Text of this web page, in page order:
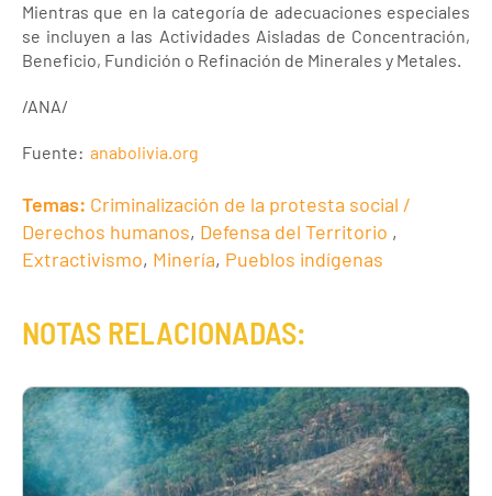
Mientras que en la categoría de adecuaciones especiales
se incluyen a las Actividades Aisladas de Concentración,
Beneficio, Fundición o Refinación de Minerales y Metales.
/ANA/
Fuente: anabolivia.org
Temas: Criminalización de la protesta social /
Derechos humanos, Defensa del Territorio ,
Extractivismo, Minería, Pueblos indígenas
NOTAS RELACIONADAS: